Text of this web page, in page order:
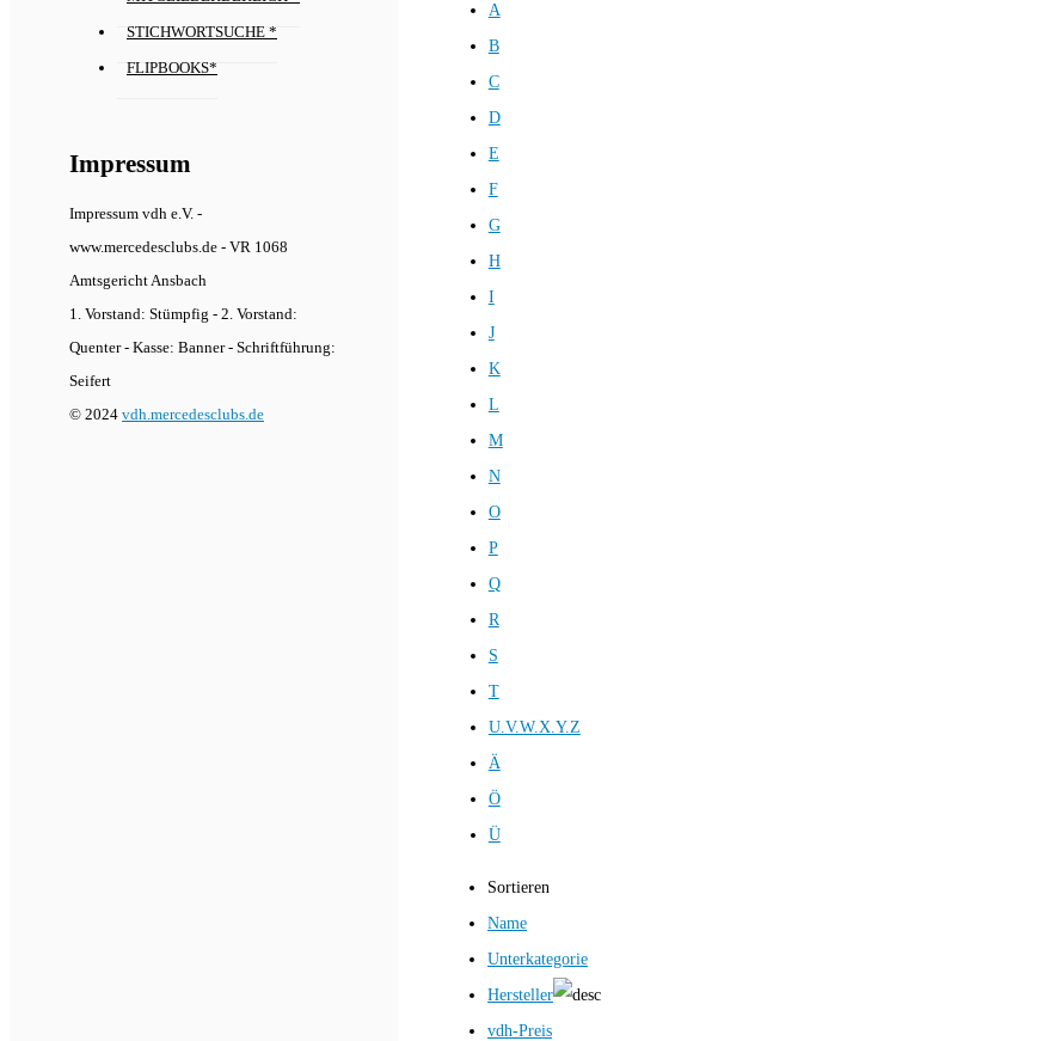
STICHWORTSUCHE *
FLIPBOOKS*
Impressum
Impressum vdh e.V. -
www.mercedesclubs.de - VR 1068
Amtsgericht Ansbach
1. Vorstand: Stümpfig - 2. Vorstand:
Quenter - Kasse: Banner - Schriftführung:
Seifert
© 2024 vdh.mercedesclubs.de
A
B
C
D
E
F
G
H
I
J
K
L
M
N
O
P
Q
R
S
T
U.V.W.X.Y.Z
Ä
Ö
Ü
Sortieren
Name
Unterkategorie
Hersteller
vdh-Preis